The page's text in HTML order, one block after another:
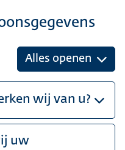
Alles openen
wij van u?
uw